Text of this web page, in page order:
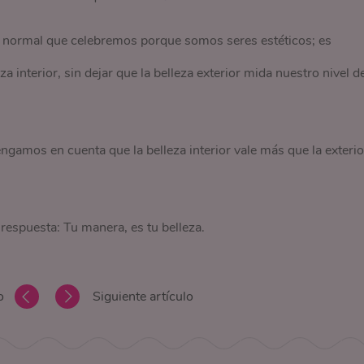
que celebremos porque somos seres estéticos; es
interior, sin dejar que la belleza exterior mida nuestro nivel
en cuenta que la belleza interior vale más que la
Tu manera, es tu belleza.
Siguiente artículo